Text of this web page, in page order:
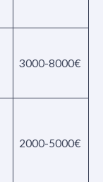
3000-8000€
2000-5000€